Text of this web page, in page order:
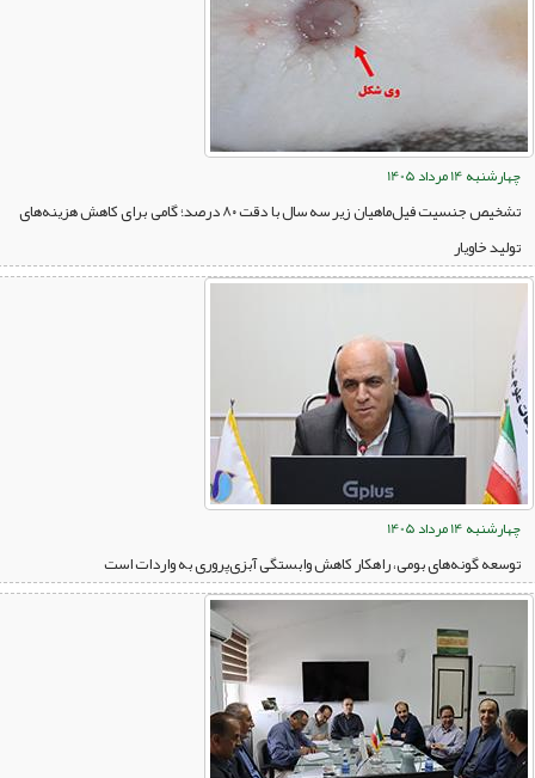
چهارشنبه 14 مرداد 1405
تشخیص جنسیت فیل‌ماهیان زیر سه سال با دقت ۸۰ درصد؛ گامی برای کاهش هزینه‌های
تولید خاویار
چهارشنبه 14 مرداد 1405
توسعه گونه‌های بومی، راهکار کاهش وابستگی آبزی‌پروری به واردات است